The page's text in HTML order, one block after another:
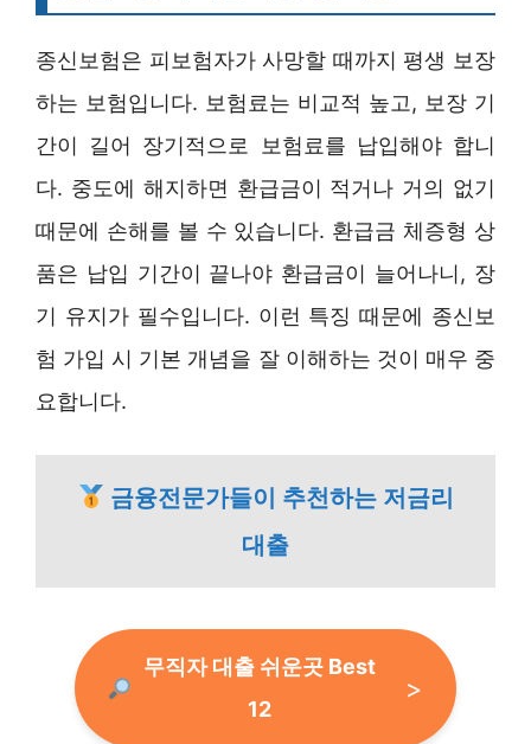
종신보험은 피보험자가 사망할 때까지 평생 보장
하는 보험입니다. 보험료는 비교적 높고, 보장 기
간이 길어 장기적으로 보험료를 납입해야 합니
다. 중도에 해지하면 환급금이 적거나 거의 없기
때문에 손해를 볼 수 있습니다. 환급금 체증형 상
품은 납입 기간이 끝나야 환급금이 늘어나니, 장
기 유지가 필수입니다. 이런 특징 때문에 종신보
험 가입 시 기본 개념을 잘 이해하는 것이 매우 중
요합니다.
금융전문가들이 추천하는 저금리
대출
무직자 대출 쉬운곳 Best
12